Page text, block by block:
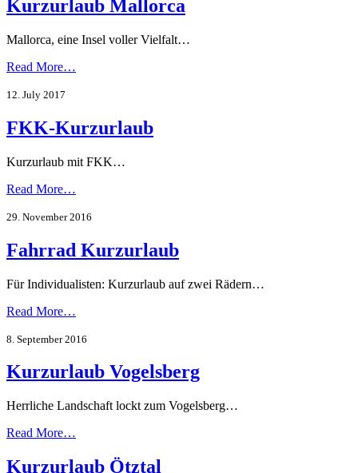
Kurzurlaub Mallorca
Mallorca, eine Insel voller Vielfalt…
Read More…
12. July 2017
FKK-Kurzurlaub
Kurzurlaub mit FKK…
Read More…
29. November 2016
Fahrrad Kurzurlaub
Für Individualisten: Kurzurlaub auf zwei Rädern…
Read More…
8. September 2016
Kurzurlaub Vogelsberg
Herrliche Landschaft lockt zum Vogelsberg…
Read More…
Kurzurlaub Ötztal